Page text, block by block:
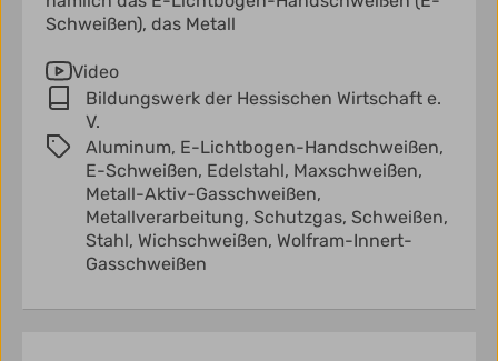
Schweißen), das Metall
Video
Bildungswerk der Hessischen Wirtschaft e.
V.
Aluminum, E-Lichtbogen-Handschweißen,
E-Schweißen, Edelstahl, Maxschweißen,
Metall-Aktiv-Gasschweißen,
Metallverarbeitung, Schutzgas, Schweißen,
Stahl, Wichschweißen, Wolfram-Innert-
Gasschweißen